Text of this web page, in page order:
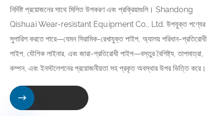
নির্দিষ্ট প্রয়োজনের সাথে মিলিত উপকরণ এবং প্রক্রিয়াগুলি। Shandong
Qishuai Wear-resistant Equipment Co., Ltd. উপযুক্ত পণ্যের
সুপারিশ করতে পারে—যেমন সিরামিক-রেখাযুক্ত পাইপ, অ্যালয় পরিধান-প্রতিরোধী
পাইপ, যৌগিক লাইনার, এবং জারা-প্রতিরোধী পাইপ—বস্তুর বৈশিষ্ট্য, তাপমাত্রা,
কম্পন, এবং ইনস্টলেশনের প্রয়োজনীয়তা সহ প্রকৃত অবস্থার উপর ভিত্তি করে।
